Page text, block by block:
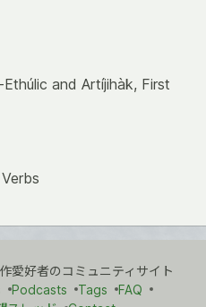
and Artíjihàk, First
愛好者のコミュニティサイト
Podcasts Tags
FAQ